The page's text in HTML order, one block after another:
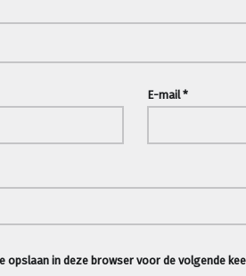
E-mail*
opslaan in deze browser voor de volgende